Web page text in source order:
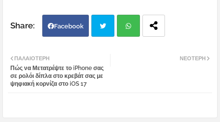
Facebook
tter
ΝΕΌΤΕΡΗ
ΠΑΛΑΙΌΤΕΡΗ
Πώς να Μετατρέψτε το iPhone σας
σε ρολόι δίπλα στο κρεβάτ σας με
ψηφιακή κορνίζα στο iOS 17